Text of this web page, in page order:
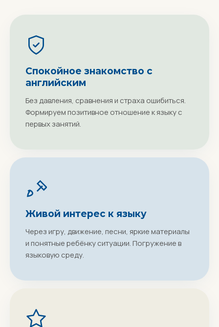
Спокойное знакомство с
английским
Без давления, сравнения и страха ошибиться.
Формируем позитивное отношение к языку с
первых занятий.
Живой интерес к языку
Через игру, движение, песни, яркие материалы
и понятные ребёнку ситуации. Погружение в
языковую среду.